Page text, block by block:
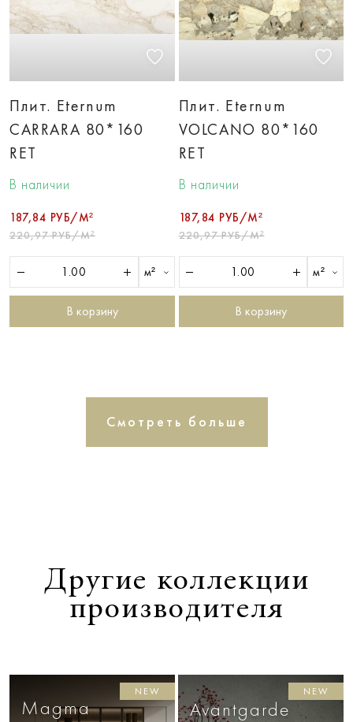
Плит. Eternum
CARRARA 80*160
RET
В наличии
187,84 РУБ/М²
220,97 РУБ/М²
м²
В корзину
Плит. Eternum
VOLCANO 80*160
RET
В наличии
187,84 РУБ/М²
220,97 РУБ/М²
м²
В корзину
Смотреть больше
Другие коллекции
производителя
Magma
NEW
Avantgarde
NEW